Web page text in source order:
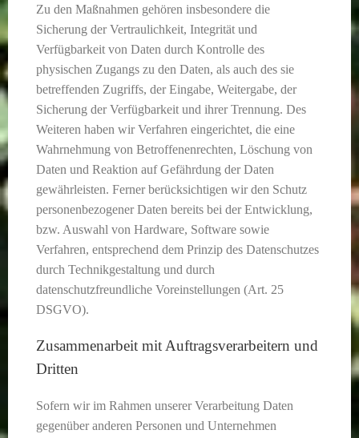
Zu den Maßnahmen gehören insbesondere die
Sicherung der Vertraulichkeit, Integrität und
Verfügbarkeit von Daten durch Kontrolle des
physischen Zugangs zu den Daten, als auch des sie
betreffenden Zugriffs, der Eingabe, Weitergabe, der
Sicherung der Verfügbarkeit und ihrer Trennung. Des
Weiteren haben wir Verfahren eingerichtet, die eine
Wahrnehmung von Betroffenenrechten, Löschung von
Daten und Reaktion auf Gefährdung der Daten
gewährleisten. Ferner berücksichtigen wir den Schutz
personenbezogener Daten bereits bei der Entwicklung,
bzw. Auswahl von Hardware, Software sowie
Verfahren, entsprechend dem Prinzip des Datenschutzes
durch Technikgestaltung und durch
datenschutzfreundliche Voreinstellungen (Art. 25
DSGVO).
Zusammenarbeit mit Auftragsverarbeitern und
Dritten
Sofern wir im Rahmen unserer Verarbeitung Daten
gegenüber anderen Personen und Unternehmen